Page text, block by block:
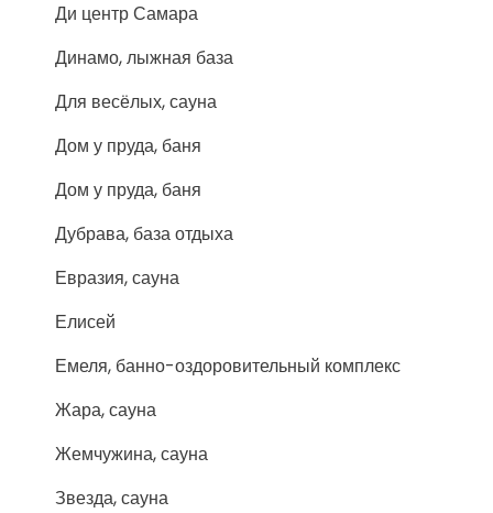
Ди центр Самара
Динамо, лыжная база
Для весёлых, сауна
Дом у пруда, баня
Дом у пруда, баня
Дубрава, база отдыха
Евразия, сауна
Елисей
Емеля, банно-оздоровительный комплекс
Жара, сауна
Жемчужина, сауна
Звезда, сауна